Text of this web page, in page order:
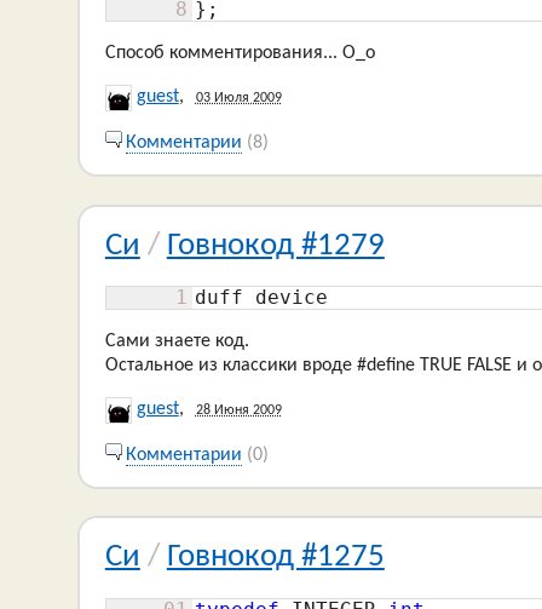
8 };
Способ комментирования... O_o
guest, 03 Июля 2009
Комментарии (8)
Си / Говнокод #1279
1 duff device
Сами знаете код.
Остальное из классики вроде #define TRUE FALSE
guest, 28 Июня 2009
Комментарии (0)
Си / Говнокод #1275